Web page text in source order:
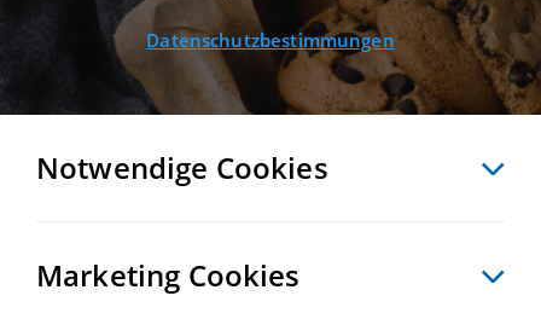
ZURÜCK MERKEN VERGLEICHEN EXPORT PDF
Datenschutzbestimmungen
Notwendige Cookies
Marketing Cookies